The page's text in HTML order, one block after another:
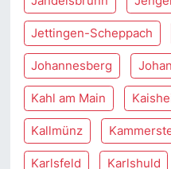
Jettingen-Scheppach
Johannesberg
Kahl am Main
Kallmünz
Karlsfeld Karlshuld